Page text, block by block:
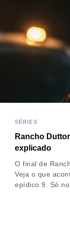
SÉRIES
Rancho
explicado
O final de
Veja o que
epídico 9. Só